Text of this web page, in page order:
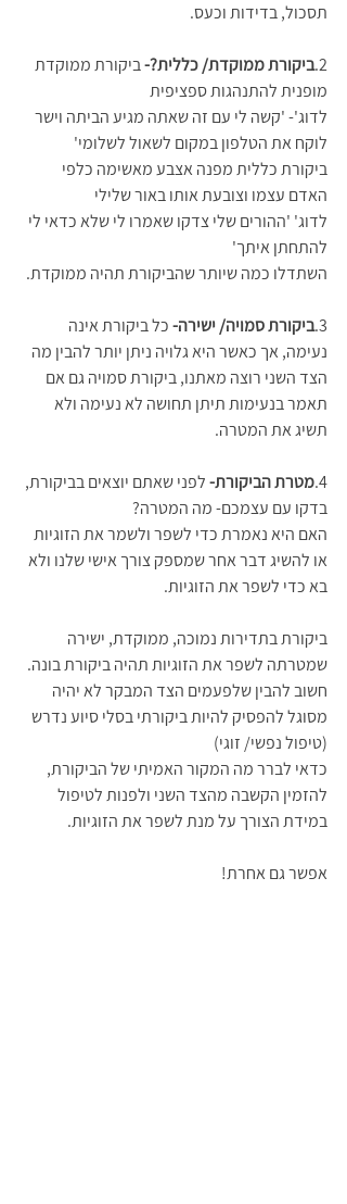
תסכול, בדידות וכעס.
2.ביקורת ממוקדת/ כללית?- ביקורת ממוקדת
מופנית להתנהגות ספציפית
לדוג'- 'קשה לי עם זה שאתה מגיע הביתה וישר
לוקח את הטלפון במקום לשאול לשלומי'
ביקורת כללית מפנה אצבע מאשימה כלפי
האדם עצמו וצובעת אותו באור שלילי
לדוג' 'ההורים שלי צדקו שאמרו לי שלא כדאי לי
להתחתן איתך'
השתדלו כמה שיותר שהביקורת תהיה ממוקדת.
3.ביקורת סמויה/ ישירה- כל ביקורת אינה
נעימה, אך כאשר היא גלויה ניתן יותר להבין מה
הצד השני רוצה מאתנו, ביקורת סמויה גם אם
תאמר בנעימות תיתן תחושה לא נעימה ולא
תשיג את המטרה.
4.מטרת הביקורת- לפני שאתם יוצאים בביקורת,
בדקו עם עצמכם- מה המטרה?
האם היא נאמרת כדי לשפר ולשמר את הזוגיות
או להשיג דבר אחר שמספק צורך אישי שלנו ולא
בא כדי לשפר את הזוגיות.
ביקורת בתדירות נמוכה, ממוקדת, ישירה
שמטרתה לשפר את הזוגיות תהיה ביקורת בונה.
חשוב להבין שלפעמים הצד המבקר לא יהיה
מסוגל להפסיק להיות ביקורתי בסלי סיוע נדרש
(טיפול נפשי/ זוגי)
כדאי לברר מה המקור האמיתי של הביקורת,
להזמין הקשבה מהצד השני ולפנות לטיפול
במידת הצורך על מנת לשפר את הזוגיות.
אפשר גם אחרת!